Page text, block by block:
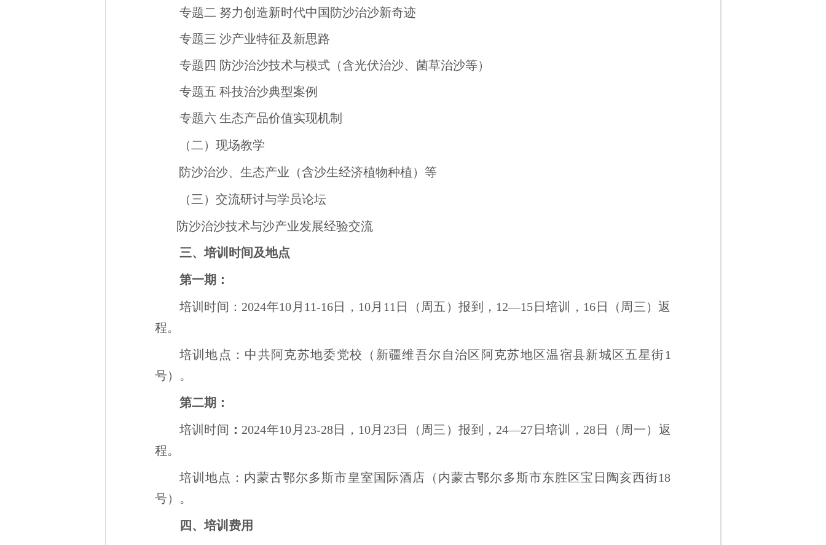
专题二 努力创造新时代中国防沙治沙新奇迹
专题三 沙产业特征及新思路
专题四 防沙治沙技术与模式（含光伏治沙、菌草治沙等）
专题五 科技治沙典型案例
专题六 生态产品价值实现机制
（二）现场教学
防沙治沙、生态产业（含沙生经济植物种植）等
（三）交流研讨与学员论坛
防沙治沙技术与沙产业发展经验交流
三、培训时间及地点
第一期：
培训时间：2024年10月11-16日，10月11日（周五）报到，12—15日培训，16日（周三）返
程。
培训地点：中共阿克苏地委党校（新疆维吾尔自治区阿克苏地区温宿县新城区五星街1
号）。
第二期：
培训时间 ： 2024年10月23-28日，10月23日（周三）报到，24—27日培训，28日（周一）返
程。
培训地点：内蒙古鄂尔多斯市皇室国际酒店（内蒙古鄂尔多斯市东胜区宝日陶亥西街18
号）。
四、培训费用